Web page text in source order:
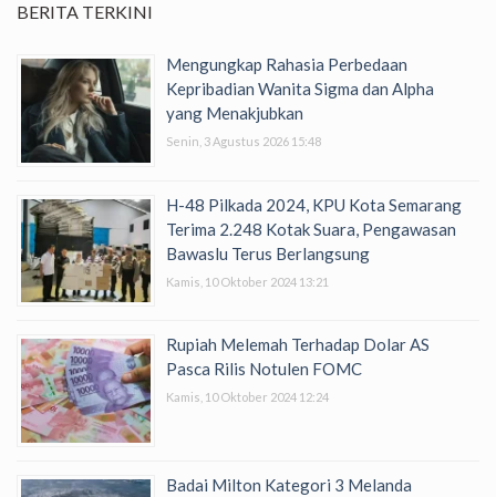
BERITA TERKINI
Mengungkap Rahasia Perbedaan
Kepribadian Wanita Sigma dan Alpha
yang Menakjubkan
Senin, 3 Agustus 2026 15:48
H-48 Pilkada 2024, KPU Kota Semarang
Terima 2.248 Kotak Suara, Pengawasan
Bawaslu Terus Berlangsung
Kamis, 10 Oktober 2024 13:21
Rupiah Melemah Terhadap Dolar AS
Pasca Rilis Notulen FOMC
Kamis, 10 Oktober 2024 12:24
Badai Milton Kategori 3 Melanda